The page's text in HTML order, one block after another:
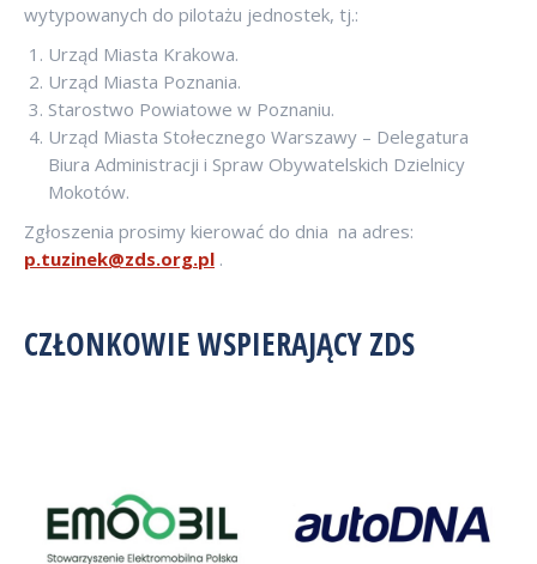
wytypowanych do pilotażu jednostek, tj.:
Urząd Miasta Krakowa.
Urząd Miasta Poznania.
Starostwo Powiatowe w Poznaniu.
Urząd Miasta Stołecznego Warszawy – Delegatura
Biura Administracji i Spraw Obywatelskich Dzielnicy
Mokotów.
Zgłoszenia prosimy kierować do dnia na adres:
p.tuzinek@zds.org.pl .
CZŁONKOWIE WSPIERAJĄCY ZDS